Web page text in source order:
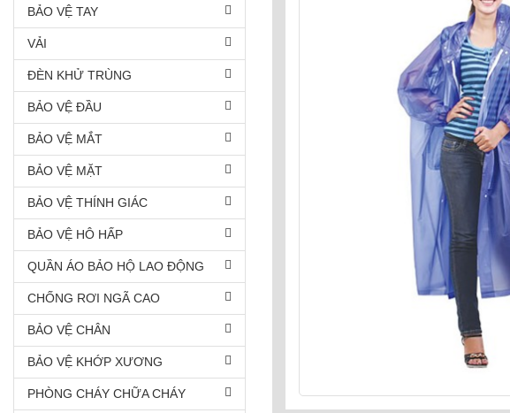
BẢO VỆ TAY
VẢI
ĐÈN KHỬ TRÙNG
BẢO VỆ ĐẦU
BẢO VỆ MẮT
BẢO VỆ MẶT
BẢO VỆ THÍNH GIÁC
BẢO VỆ HÔ HẤP
QUẦN ÁO BẢO HỘ LAO ĐỘNG
CHỐNG RƠI NGÃ CAO
BẢO VỆ CHÂN
BẢO VỆ KHỚP XƯƠNG
PHÒNG CHÁY CHỮA CHÁY